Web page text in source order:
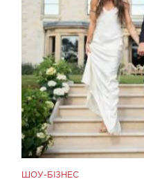
ШОУ-БІЗНЕС